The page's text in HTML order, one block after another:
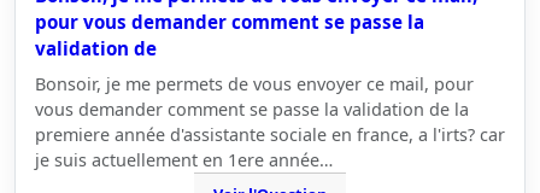
pour vous demander comment se passe la
validation de
Bonsoir, je me permets de vous envoyer ce mail, pour
vous demander comment se passe la validation de la
premiere année d'assistante sociale en france, a l'irts? car
je suis actuellement en 1ere année…